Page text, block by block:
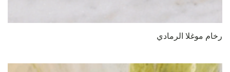
رخام موغلا الرمادي